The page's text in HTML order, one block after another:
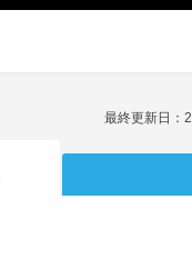
最終更新日：